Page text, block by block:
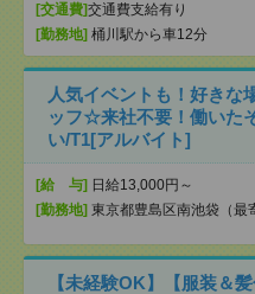
[交通費]交通費支給有り
[勤務地] 桶川駅から車12分
人気イベントも！好きな
ッフ☆来社不要！働いた
い/T1[アルバイト]
[給 与] 日給13,000円～
[勤務地] 東京都豊島区南池袋（最
【未経験OK】【服装＆